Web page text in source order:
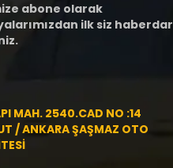
abone olarak
ilk siz haberdar
MAH. 2540.CAD NO :14
/ ANKARA ŞAŞMAZ OTO